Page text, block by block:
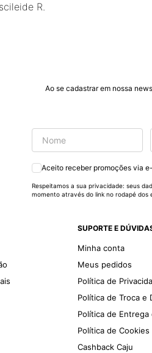
de
R.
Ao se cadastrar em nossa
Aceito receber promoções via
Respeitamos a sua privacidade: seus
momento através do link no rodapé dos
SUPORTE E
Minha conta
Meus pedidos
Política de
Política de Troca e
Política de Entrega
Política de Cookies
Cashback Caju